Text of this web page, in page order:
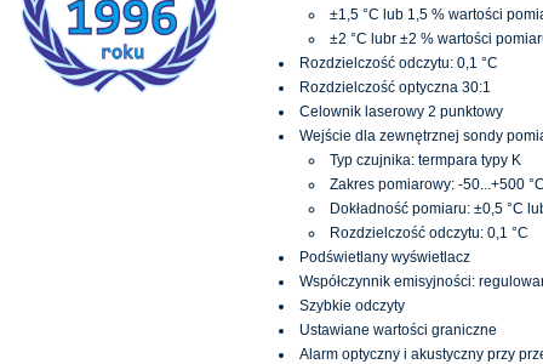
±1,5 °C lub 1,5 % wartości
±2 °C lubr ±2 % wartości
Rozdzielczość odczytu: 0,1 °C
Rozdzielczość optyczna 30:1
Celownik laserowy 2 punktowy
Wejście dla zewnętrznej sondy
Typ czujnika: termpara typy K
Zakres pomiarowy: -50...+500
Dokładność pomiaru: ±0,5 °C
Rozdzielczość odczytu: 0,1 °C
Podświetlany wyświetlacz
Współczynnik emisyjności:
Szybkie odczyty
Ustawiane wartości graniczne
Alarm optyczny i akustyczny przy